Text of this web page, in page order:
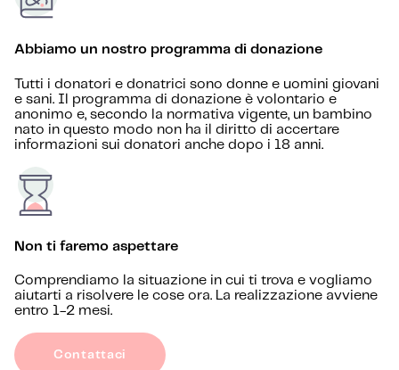
Abbiamo un nostro programma di donazione
Tutti i donatori e donatrici sono donne e uomini giovani
e sani. Il programma di donazione è volontario e
anonimo e, secondo la normativa vigente, un bambino
nato in questo modo non ha il diritto di accertare
informazioni sui donatori anche dopo i 18 anni.
Non ti faremo aspettare
Comprendiamo la situazione in cui ti trova e vogliamo
aiutarti a risolvere le cose ora. La realizzazione avviene
entro 1-2 mesi.
Contattaci